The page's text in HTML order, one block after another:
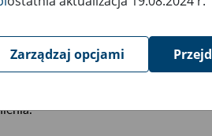
Emp@tia nie ma wpływu na
Zarządzaj opcjami